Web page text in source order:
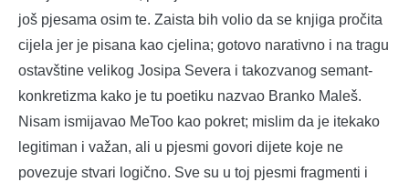
još pjesama osim te. Zaista bih volio da se knjiga pročita
cijela jer je pisana kao cjelina; gotovo narativno i na tragu
ostavštine velikog Josipa Severa i takozvanog semant-
konkretizma kako je tu poetiku nazvao Branko Maleš.
Nisam ismijavao MeToo kao pokret; mislim da je itekako
legitiman i važan, ali u pjesmi govori dijete koje ne
povezuje stvari logično. Sve su u toj pjesmi fragmenti i